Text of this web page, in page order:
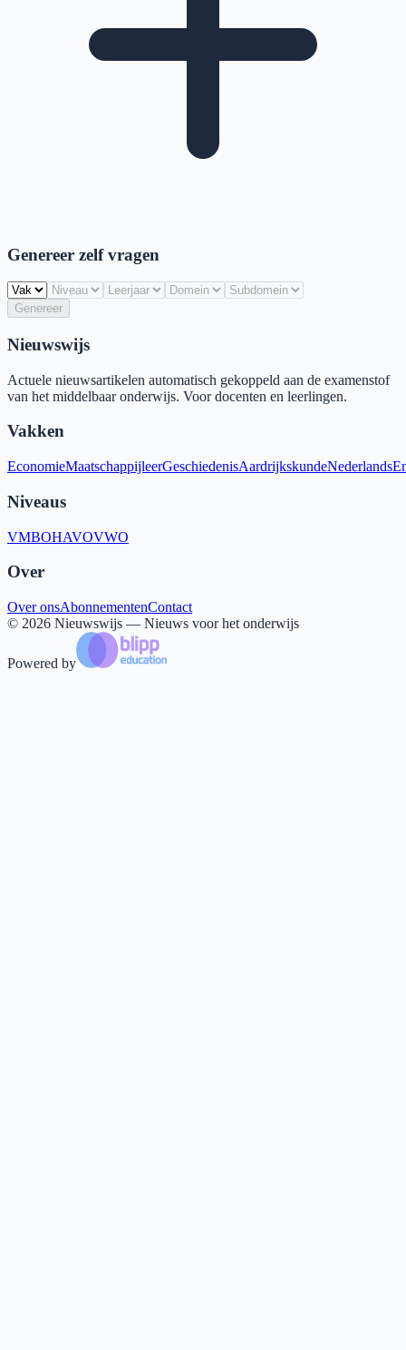
Genereer zelf vragen
Genereer
Nieuwswijs
Actuele nieuwsartikelen automatisch gekoppeld aan de examenstof
van het middelbaar onderwijs. Voor docenten en leerlingen.
Vakken
EconomieMaatschappijleerGeschiedenisAardrijkskundeNederlands
Niveaus
VMBOHAVOVWO
Over
Over onsAbonnementenContact
© 2026 Nieuwswijs — Nieuws voor het onderwijs
Powered by